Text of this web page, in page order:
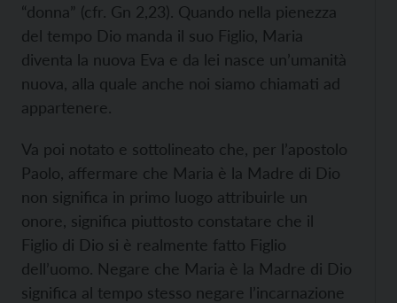
“donna” (cfr. Gn 2,23). Quando nella pienezza
del tempo Dio manda il suo Figlio, Maria
diventa la nuova Eva e da lei nasce un’umanità
nuova, alla quale anche noi siamo chiamati ad
appartenere.
Va poi notato e sottolineato che, per l’apostolo
Paolo, affermare che Maria è la Madre di Dio
non significa in primo luogo attribuirle un
onore, significa piuttosto constatare che il
Figlio di Dio si è realmente fatto Figlio
dell’uomo. Negare che Maria è la Madre di Dio
significa al tempo stesso negare l’incarnazione